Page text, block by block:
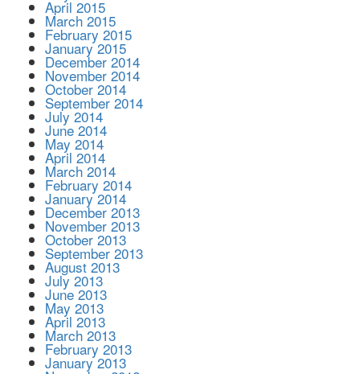
April 2015
March 2015
February 2015
January 2015
December 2014
November 2014
October 2014
September 2014
July 2014
June 2014
May 2014
April 2014
March 2014
February 2014
January 2014
December 2013
November 2013
October 2013
September 2013
August 2013
July 2013
June 2013
May 2013
April 2013
March 2013
February 2013
January 2013